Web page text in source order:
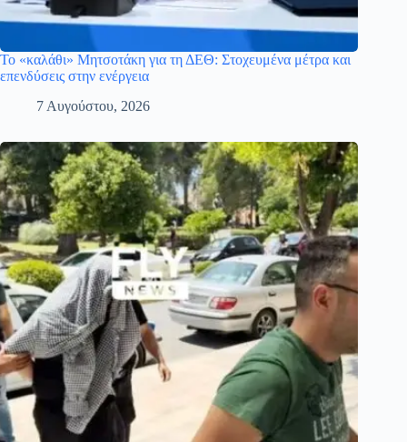
Το «καλάθι» Μητσοτάκη για τη ΔΕΘ: Στοχευμένα μέτρα και
επενδύσεις στην ενέργεια
7 Αυγούστου, 2026